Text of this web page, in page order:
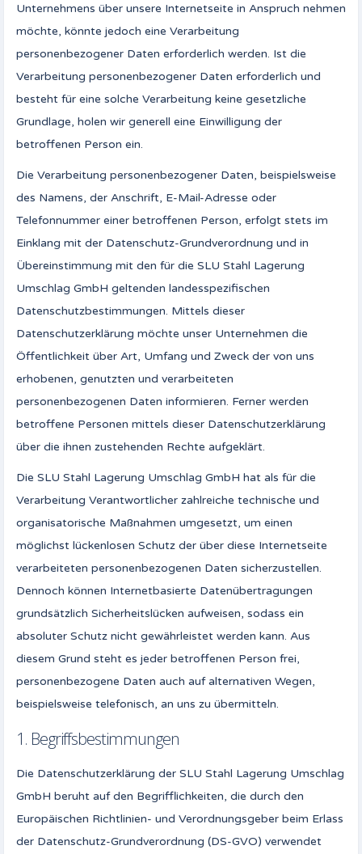
Unternehmens über unsere Internetseite in Anspruch nehmen
möchte, könnte jedoch eine Verarbeitung
personenbezogener Daten erforderlich werden. Ist die
Verarbeitung personenbezogener Daten erforderlich und
besteht für eine solche Verarbeitung keine gesetzliche
Grundlage, holen wir generell eine Einwilligung der
betroffenen Person ein.
Die Verarbeitung personenbezogener Daten, beispielsweise
des Namens, der Anschrift, E-Mail-Adresse oder
Telefonnummer einer betroffenen Person, erfolgt stets im
Einklang mit der Datenschutz-Grundverordnung und in
Übereinstimmung mit den für die SLU Stahl Lagerung
Umschlag GmbH geltenden landesspezifischen
Datenschutzbestimmungen. Mittels dieser
Datenschutzerklärung möchte unser Unternehmen die
Öffentlichkeit über Art, Umfang und Zweck der von uns
erhobenen, genutzten und verarbeiteten
personenbezogenen Daten informieren. Ferner werden
betroffene Personen mittels dieser Datenschutzerklärung
über die ihnen zustehenden Rechte aufgeklärt.
Die SLU Stahl Lagerung Umschlag GmbH hat als für die
Verarbeitung Verantwortlicher zahlreiche technische und
organisatorische Maßnahmen umgesetzt, um einen
möglichst lückenlosen Schutz der über diese Internetseite
verarbeiteten personenbezogenen Daten sicherzustellen.
Dennoch können Internetbasierte Datenübertragungen
grundsätzlich Sicherheitslücken aufweisen, sodass ein
absoluter Schutz nicht gewährleistet werden kann. Aus
diesem Grund steht es jeder betroffenen Person frei,
personenbezogene Daten auch auf alternativen Wegen,
beispielsweise telefonisch, an uns zu übermitteln.
1. Begriffsbestimmungen
Die Datenschutzerklärung der SLU Stahl Lagerung Umschlag
GmbH beruht auf den Begrifflichkeiten, die durch den
Europäischen Richtlinien- und Verordnungsgeber beim Erlass
der Datenschutz-Grundverordnung (DS-GVO) verwendet